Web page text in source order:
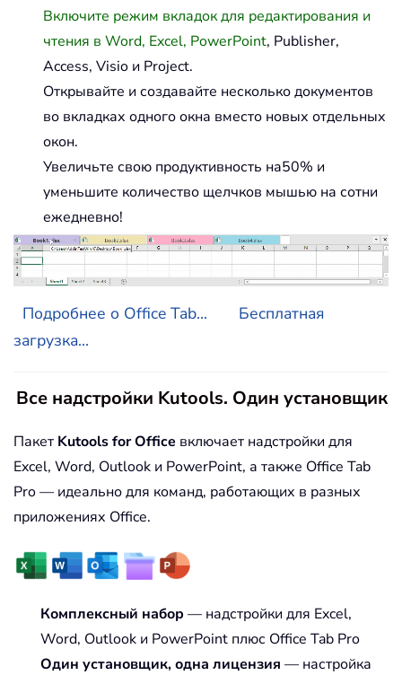
Включите режим вкладок для редактирования и
чтения в Word, Excel, PowerPoint, Publisher,
Access, Visio и Project.
Открывайте и создавайте несколько документов
во вкладках одного окна вместо новых отдельных
окон.
Увеличьте свою продуктивность на50% и
уменьшите количество щелчков мышью на сотни
ежедневно!
Подробнее о Office Tab...
Бесплатная
загрузка...
Все надстройки Kutools. Один установщик
Пакет Kutools for Office включает надстройки для
Excel, Word, Outlook и PowerPoint, а также Office Tab
Pro — идеально для команд, работающих в разных
приложениях Office.
Комплексный набор — надстройки для Excel,
Word, Outlook и PowerPoint плюс Office Tab Pro
Один установщик, одна лицензия — настройка